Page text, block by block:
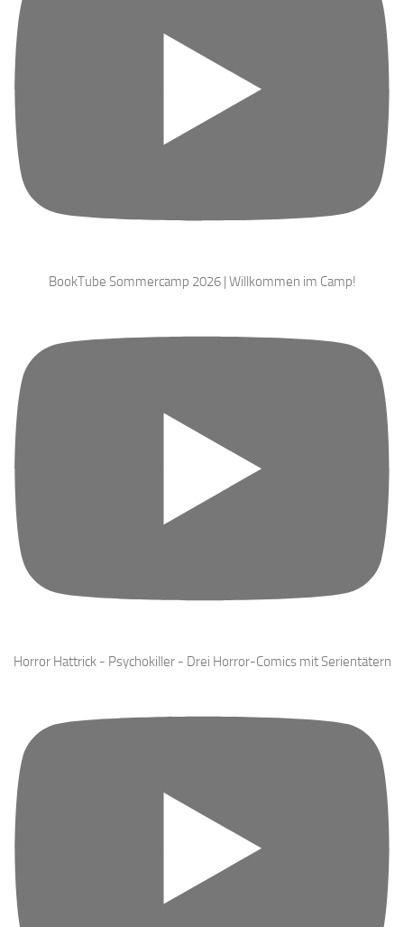
BookTube Sommercamp 2026 | Willkommen im Camp!
Horror Hattrick - Psychokiller - Drei Horror-Comics mit Serientätern